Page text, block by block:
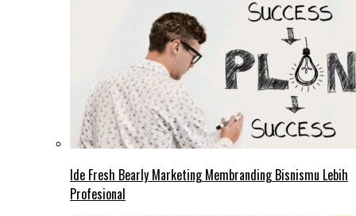
Ide Fresh Bearly Marketing Membranding Bisnismu Lebih
Profesional